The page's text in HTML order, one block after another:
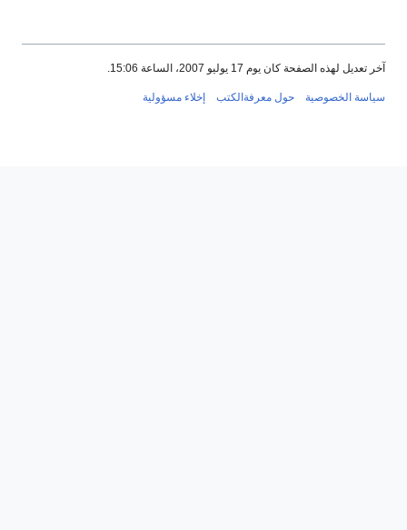
آخر تعديل لهذه الصفحة كان يوم 17 يوليو 2007، الساعة 15:06.
سياسة الخصوصية حول معرفةالكتب إخلاء مسؤولية